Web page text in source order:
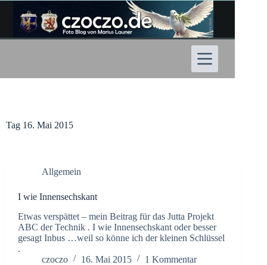
Inhalt
springen
Tag 16. Mai 2015
Allgemein
I wie Innensechskant
Etwas verspättet – mein Beitrag für das Jutta Projekt
ABC der Technik . I wie Innensechskant oder besser
gesagt Inbus …weil so könne ich der kleinen Schlüssel
.
czoczo
16. Mai 2015 1 Kommentar